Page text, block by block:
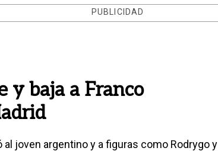
PUBLICIDAD
y baja a Franco
joven argentino y a figuras como Rodrygo y